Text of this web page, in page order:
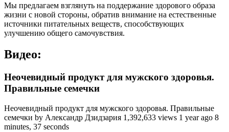
Мы предлагаем взглянуть на поддержание здорового образа
жизни с новой стороны, обратив внимание на естественные
источники питательных веществ, способствующих
улучшению общего самочувствия.
Видео:
Неочевидный продукт для мужского здоровья.
Правильные семечки
Неочевидный продукт для мужского здоровья. Правильные
семечки by Александр Дзидзария 1,392,633 views 1 year ago 8
minutes, 37 seconds